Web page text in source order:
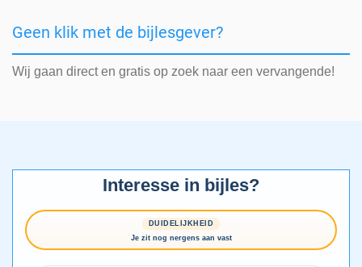
Geen klik met de bijlesgever?
Wij gaan direct en gratis op zoek naar een vervangende!
Interesse in bijles?
DUIDELIJKHEID
Je zit nog nergens aan vast